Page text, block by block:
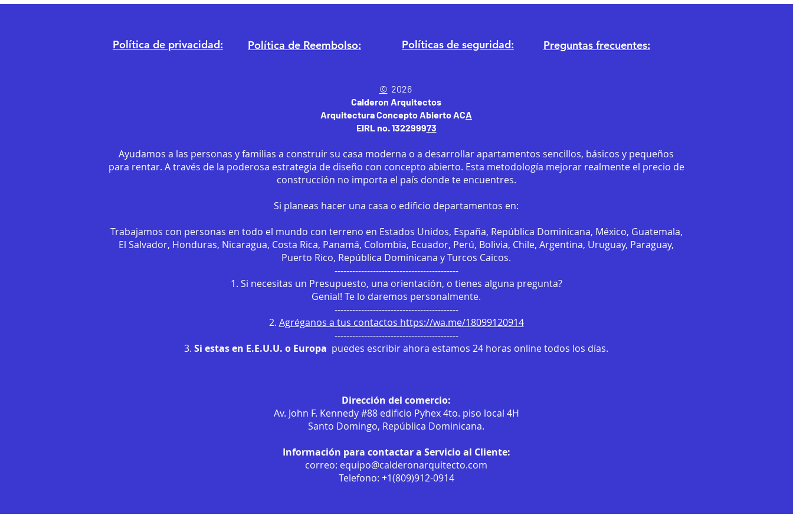
Política de privacidad: Política de Reembolso: Políticas de seguridad: Preguntas frecuentes:
© 2026
Calderon Arquitectos
Arquitectura Concepto Abierto ACA
EIRL no. 132299973
Ayudamos a las personas y familias a construir su casa moderna o a desarrollar apartamentos sencillos, básicos y pequeños
para rentar. A través de la poderosa estrategia de diseño con concepto abierto. Esta metodología mejorar realmente el precio de
construcción no importa el país donde te encuentres.
Si planeas hacer una casa o edificio departamentos en:
Trabajamos con personas en todo el mundo con terreno en Estados Unidos, España, República Dominicana, México, Guatemala,
El Salvador, Honduras, Nicaragua, Costa Rica, Panamá, Colombia, Ecuador, Perú, Bolivia, Chile, Argentina, Uruguay, Paraguay,
Puerto Rico, República Dominicana y Turcos Caicos.
------------------------------------------
1. Si necesitas un Presupuesto, una orientación, o tienes alguna pregunta?
Genial! Te lo daremos personalmente.
------------------------------------------
2. Agréganos a tus contactos https://wa.me/18099120914
------------------------------------------
3. Si estas en E.E.U.U. o Europa puedes escribir ahora estamos 24 horas online todos los días.
Dirección del comercio:
Av. John F. Kennedy #88 edificio Pyhex 4to. piso local 4H
Santo Domingo, República Dominicana.
Información para contactar a Servicio al Cliente:
correo: equipo@calderonarquitecto.com
Telefono: +1(809)912-0914